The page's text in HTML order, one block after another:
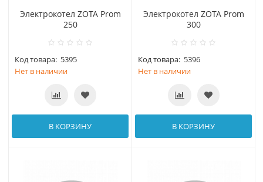
Электрокотел ZOTA Prom
250
Код товара: 5395
Нет в наличии
В КОРЗИНУ
Электрокотел ZOTA Prom
300
Код товара: 5396
Нет в наличии
В КОРЗИНУ